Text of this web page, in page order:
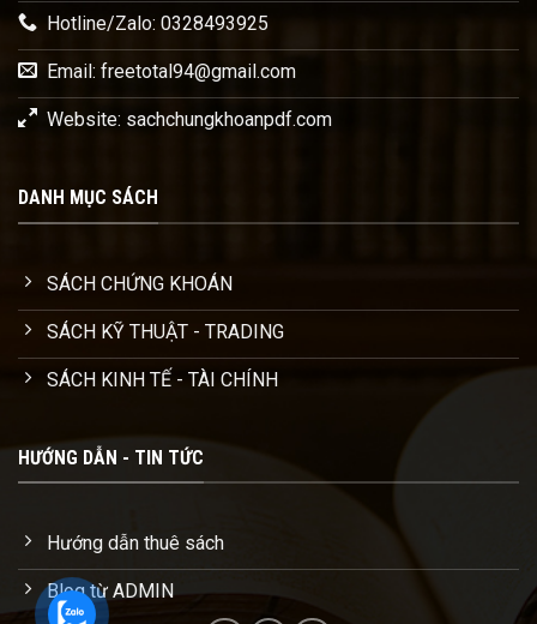
Hotline/Zalo: 0328493925
Email: freetotal94@gmail.com
Website: sachchungkhoanpdf.com
DANH MỤC SÁCH
SÁCH CHỨNG KHOÁN
SÁCH KỸ THUẬT - TRADING
SÁCH KINH TẾ - TÀI CHÍNH
HƯỚNG DẪN - TIN TỨC
Hướng dẫn thuê sách
Blog từ ADMIN